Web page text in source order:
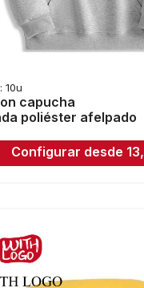
10u
capucha
poliéster afelpado
Configurar desde